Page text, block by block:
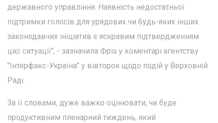
державного управління. Наявність недостатньої
підтримки голосів для урядових чи будь-яких інших
законодавчих ініціатив є яскравим підтвердженням
цієї ситуації", - зазначила Фріз у коментарі агентству
"Інтерфакс-Україна" у вівторок щодо подій у Верховній
Раді.
За її словами, дуже важко оцінювати, чи буде
продуктивним пленарний тиждень, який